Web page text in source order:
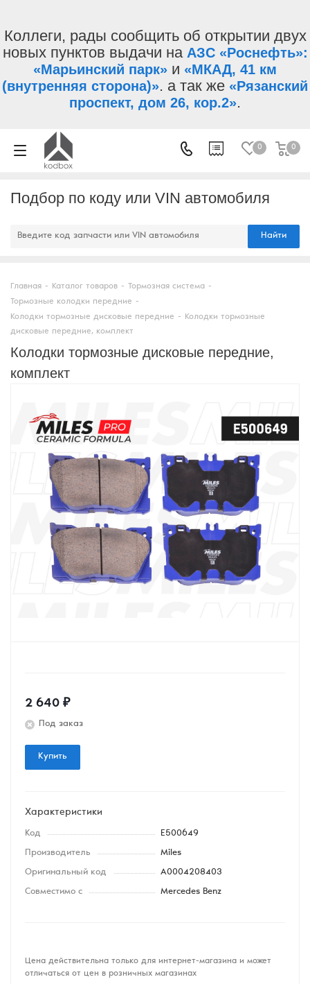
Коллеги, рады сообщить об открытии двух
новых пунктов выдачи на АЗС «Роснефть»:
«Марьинский парк» и «МКАД, 41 км
(внутренняя сторона)». а так же «Рязанский
проспект, дом 26, кор.2».
0 0
Подбор по коду или VIN автомобиля
Найти
Главная - Каталог товаров - Тормозная система -
Тормозные колодки передние -
Колодки тормозные дисковые передние -
Колодки тормозные
дисковые передние, комплект
Колодки тормозные дисковые передние,
комплект
2 640 ₽
Под заказ
Купить
Характеристики
Код E500649
Производитель Miles
Оригинальный код A0004208403
Совместимо с Mercedes Benz
Цена действительна только для интернет-магазина и может
отличаться от цен в розничных магазинах